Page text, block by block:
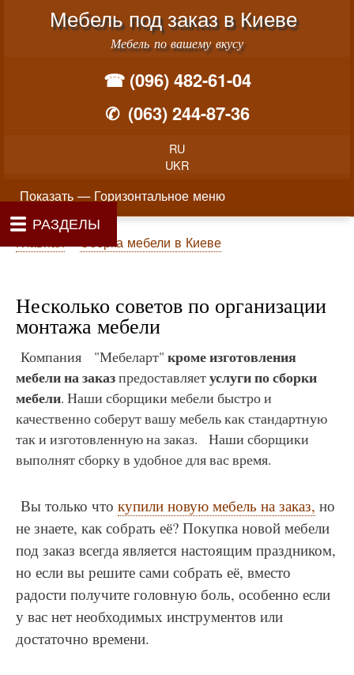
Перейти к основному
Меню учётной записи пользователя
Мебель под заказ в Киеве
Мебель по вашему вкусу
☎ (096) 482-61-04
✆ (063) 244-87-36
RU
UKR
Горизонтальное меню
Показать — Горизонтальное меню
Главная
Как производится заказ мебели
О нас
Материалы и фурнитура
Цены
Контакты
Фотогалерея
Строка навигации
Главная Сборка мебели в Киеве
Несколько советов по организации
монтажа мебели
Компания "Мебеларт" кроме изготовления
мебели на заказпредоставляетуслуги по сборки
мебели. Наши сборщики мебели быстро и
качественно соберут вашу мебель как стандартную
так и изготовленную на заказ. Наши сборщики
выполнят сборку в удобное для вас время.
Вы только что купили новую мебель на заказ, но
не знаете, как собрать её? Покупка новой мебели
под заказ всегда является настоящим праздником,
но если вы решите сами собрать её, вместо
радости получите головную боль, особенно если
у вас нет необходимых инструментов или
достаточно времени.
РАЗДЕЛЫ